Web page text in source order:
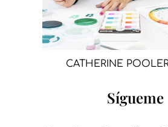
CATHERINE
Sígueme